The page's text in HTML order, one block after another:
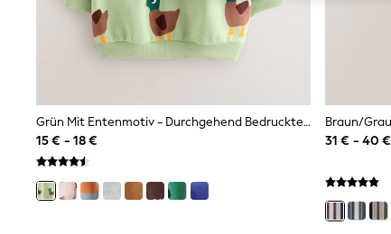
Polo Shirts
Sandals & Flipflops
Shirts
Boys Holiday Shop
All Swimwear
Ponchos & Toweling sets
Sun Hats & Caps
Polo Shirts
Rash Vests
Grün Mit Entenmotiv - Durchgehend Bedrucktes Sweatshirt Mit Rundhalsausschnitt (3M.–7J.)
15 € - 18 €
31 € - 40 €